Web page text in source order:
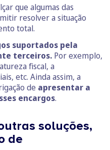
que algumas das
resolver a situação
total.
suportados pela
terceiros. Por exemplo,
fiscal, a
etc. Ainda assim, a
de apresentar a
encargos.
soluções,
de